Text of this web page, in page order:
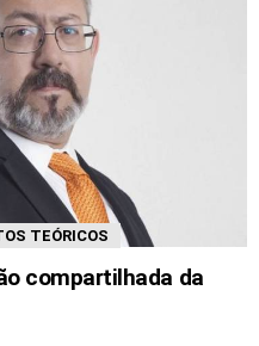
TEÓRICOS
compartilhada da